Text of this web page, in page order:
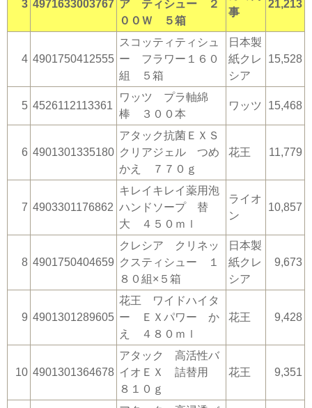
3 4971633003767 ア ティシュー ２
００Ｗ ５箱
事
21,213
4 4901750412555
スコッティティシュ
ー フラワー１６０
組 ５箱
日本製
紙クレ
シア
15,528
5 4526112113361
ワッツ プラ軸綿
棒 ３００本
ワッツ 15,468
6 4901301335180
アタック抗菌ＥＸＳ
クリアジェル つめ
かえ ７７０ｇ
花王 11,779
7 4903301176862
キレイキレイ薬用泡
ハンドソープ 替
大 ４５０ｍｌ
ライオ
ン
10,857
8 4901750404659
クレシア クリネッ
クスティシュー １
８０組×５箱
日本製
紙クレ
シア
9,673
9 4901301289605
花王 ワイドハイタ
ー ＥＸパワー か
え ４８０ｍｌ
花王 9,428
10 4901301364678
アタック 高活性バ
イオＥＸ 詰替用
８１０ｇ
花王 9,351